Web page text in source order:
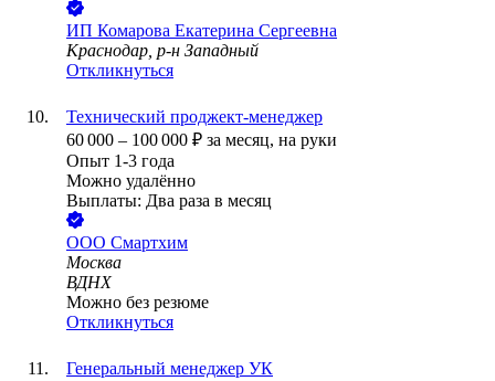
ИП Комарова Екатерина Сергеевна
Краснодар, р-н Западный
Откликнуться
Технический проджект-менеджер
60 000 – 100 000 ₽ за месяц, на руки
Опыт 1-3 года
Можно удалённо
Выплаты: Два раза в месяц
ООО Смартхим
Москва
ВДНХ
Можно без резюме
Откликнуться
Генеральный менеджер УК